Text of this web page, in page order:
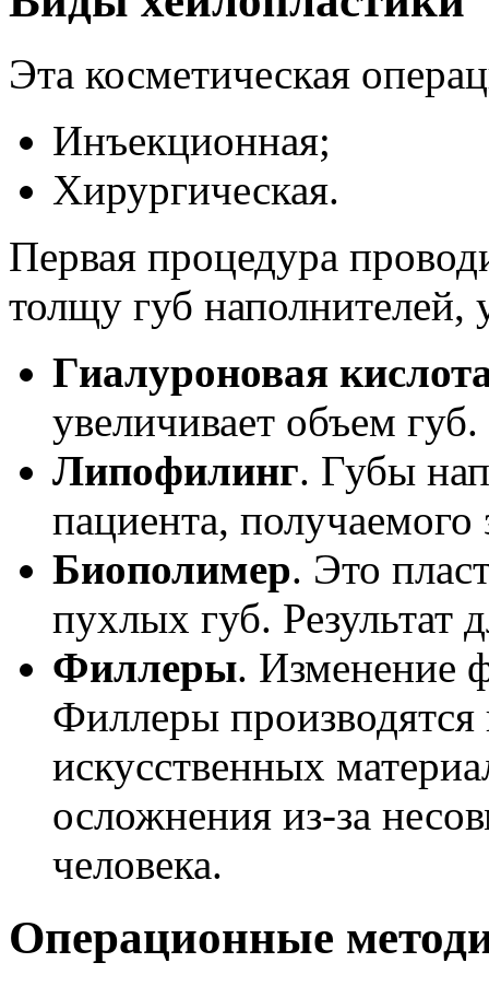
Эта косметическая
Инъекционная;
Хирургическая.
Первая процедура
толщу губ
Гиалуроновая
увеличивает объем
Липофилинг. Губы
пациента, получаемого
Биополимер. Это
пухлых губ. Результат
Филлеры. Изменение
Филлеры
искусственных
осложнения из-за
человека.
Операционные